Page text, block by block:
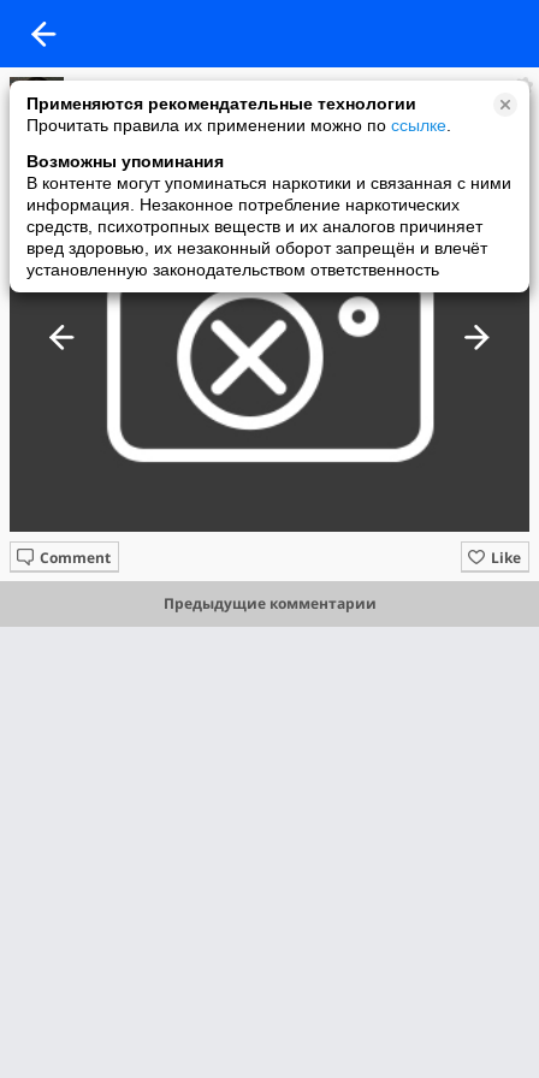
Применяются рекомендательные технологии
Прочитать правила их применении можно по ссылке
Возможны упоминания
В контенте могут упоминаться наркотики и связанная с ними
информация. Незаконное потребление наркотических
средств, психотропных веществ и их аналогов причиняет
вред здоровью, их незаконный оборот запрещён и влечёт
установленную законодательством ответственность
Михаил Иванов
added a photo
21 Oct в 11:52
Like
Comment
Предыдущие комментарии